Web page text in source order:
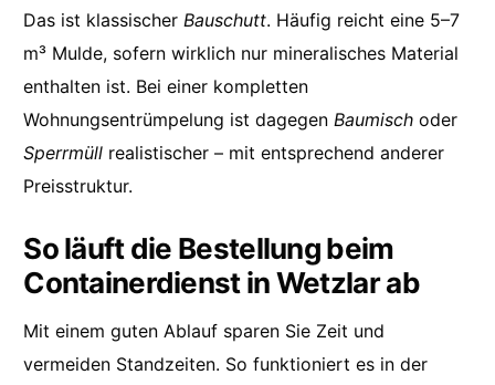
Das ist klassischerBauschutt. Häufig reicht eine 5–7
m³ Mulde, sofern wirklich nur mineralisches Material
enthalten ist. Bei einer kompletten
Wohnungsentrümpelung ist dagegenBaumisch oder
Sperrmüll realistischer – mit entsprechend anderer
Preisstruktur.
So läuft die Bestellung beim
Containerdienst in Wetzlar ab
Mit einem guten Ablauf sparen Sie Zeit und
vermeiden Standzeiten. So funktioniert es in der